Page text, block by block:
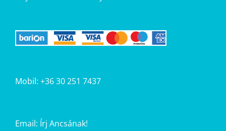
Mobil: +36 30 251 7437
Email: Írj Ancsának!